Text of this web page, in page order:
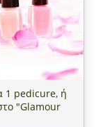
1 pedicure, ή
"Glamour